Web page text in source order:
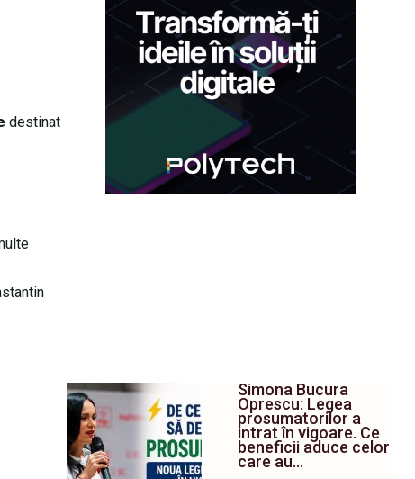
destinat
Simona Bucura
Oprescu: Legea
prosumatorilor a
intrat în vigoare. Ce
beneficii aduce celor
care au…